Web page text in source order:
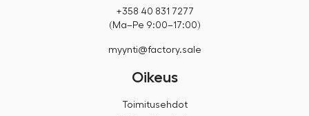
+358 40 831 7277
(Ma–Pe 9:00–17:00)
myynti@factory.sale
Oikeus
Toimitusehdot